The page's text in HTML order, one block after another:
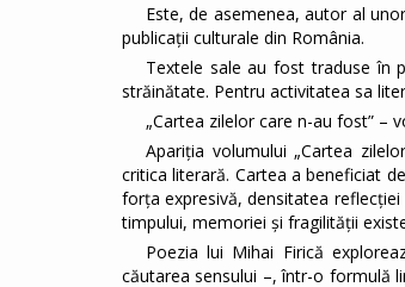
Este, de asemenea, autor al
publicații culturale din România.
Textele sale au fost traduse în
străinătate. Pentru activitatea sa
„Cartea zilelor care n-au fost” –
Apariția volumului „Cartea
critica literară. Cartea a beneficiat
forța expresivă, densitatea
timpului, memoriei și fragilității
Poezia lui Mihai Firică
căutarea sensului –, într-o formulă